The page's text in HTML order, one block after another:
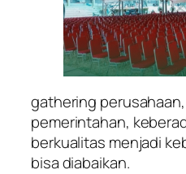
gathering
pemerintahan,
berkualitas menjadi
bisa diabaikan.